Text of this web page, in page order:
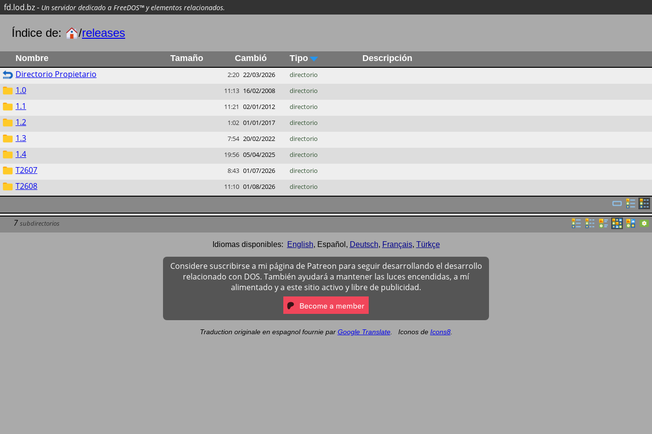
fd.lod.bz- Un servidor dedicado a FreeDOS™ y elementos relacionados.
Índice de: /releases
Nombre Tamaño Cambió Tipo Descripción
Directorio Propietario 2:20 22/03/2026 directorio
1.0 11:13 16/02/2008 directorio
1.1 11:21 02/01/2012 directorio
1.2 1:02 01/01/2017 directorio
1.3 7:54 20/02/2022 directorio
1.4 19:56 05/04/2025 directorio
T2607 8:43 01/07/2026 directorio
T2608 11:10 01/08/2026 directorio
7 subdirectorios
Idiomas disponibles: English, Español , Deutsch, Français, Türkçe
Considere suscribirse a mi página de Patreon para seguir desarrollando el desarrollo
relacionado con DOS. También ayudará a mantener las luces encendidas, a mí
alimentado y a este sitio activo y libre de publicidad.
Traduction originale en espagnol fournie par Google Translate. Iconos de Icons8.